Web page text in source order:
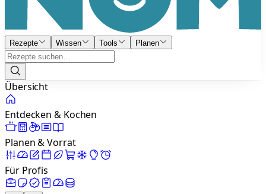
Rezepte Wissen Tools Planen
Übersicht
Entdecken & Kochen
Planen & Vorrat
Für Profis